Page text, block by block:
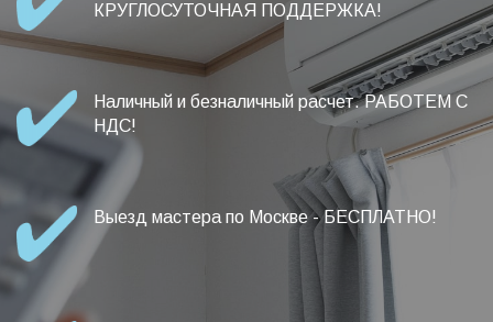
КРУГЛОСУТОЧНАЯ ПОДДЕРЖКА!
Наличный и безналичный расчет. РАБОТЕМ С
НДС!
Выезд мастера по Москве - БЕСПЛАТНО!